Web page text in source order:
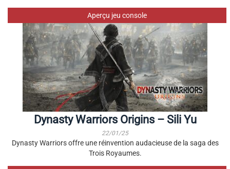
Aperçu jeu console
Dynasty Warriors Origins – Sili Yu
22/01/25
Dynasty Warriors offre une réinvention audacieuse de la saga des
Trois Royaumes.